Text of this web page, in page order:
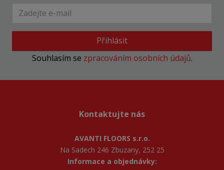
Přihlásit
Souhlasím se zpracováním osobních údajů.
Kontaktujte nás
AVANTI FLOORS s.r.o.
Na Sadech 246 Zbuzany, 252 25
Informace a objednávky: